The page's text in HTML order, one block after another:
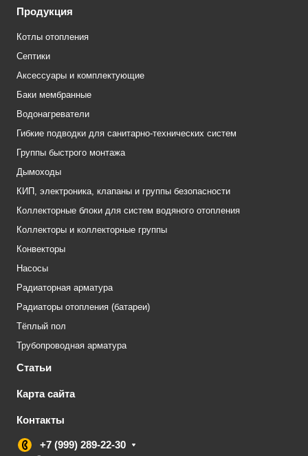
Продукция
Котлы отопления
Септики
Аксессуары и комплектующие
Баки мембранные
Водонагреватели
Гибкие подводки для санитарно-технических систем
Группы быстрого монтажа
Дымоходы
КИП, электроника, клапаны и группы безопасности
Коллекторные блоки для систем водяного отопления
Коллекторы и коллекторные группы
Конвекторы
Насосы
Радиаторная арматура
Радиаторы отопления (батареи)
Тёплый пол
Трубопроводная арматура
Статьи
Карта сайта
Контакты
+7 (999) 289-22-30